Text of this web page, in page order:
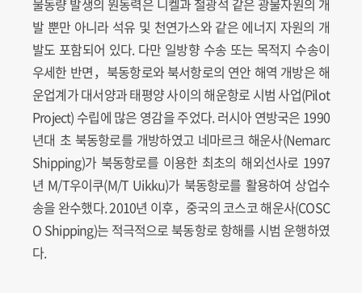
발 뿐만 아니라 석유 및 천연가스와 같은 에너지 자원의 개
발도 포함되어 있다. 다만 일방향 수송 또는 목적지 수송이
우세한 반면，북동항로와 북서항로의 연안 해역 개방은 해
운업계가 대서양과 태평양 사이의 해운항로 시범 사업(Pilot
Project) 수립에 많은 영감을 주었다. 러시아 연방국은 1990
년대 초 북동항로를 개방하였고 네마르크 해운사(Nemarc
Shipping)가 북동항로를 이용한 최초의 해외선사로 1997
년 M/T우이쿠(M/T Uikku)가 북동항로를 활용하여 상업수
송을 완수했다. 2010년 이후，중국의 코스코 해운사(COSC
O Shipping)는 적극적으로 북동항로 항해를 시범 운행하였
다.